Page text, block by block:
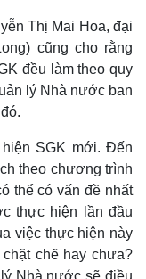
khoán
Thị Mai Hoa, đại
cũng cho rằng
đều làm theo quy
lý Nhà nước ban
SGK mới. Đến
theo chương trình
thể có vấn đề nhất
thực hiện lần đầu
việc thực hiện này
chẽ hay chưa?